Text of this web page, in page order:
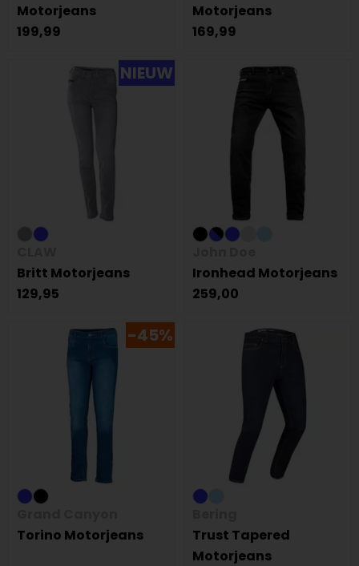
Motorjeans
199,99
Motorjeans
169,99
NIEUW
Britt Motorjeans
129,95
Ironhead Motorjeans
259,00
-45%
Torino Motorjeans
Trust Tapered
Motorjeans